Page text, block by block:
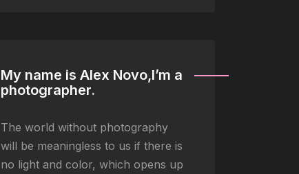
My name is Alex Novo,I’m a
photographer.
The world without photography
will be meaningless to us if there is
no light and color, which opens up